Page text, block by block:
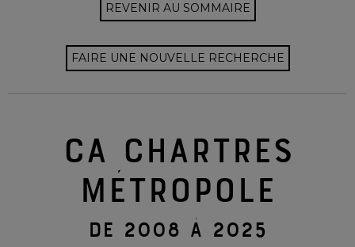
REVENIR AU SOMMAIRE
FAIRE UNE NOUVELLE RECHERCHE
CA CHARTRES
MÉTROPOLE
DE 2008 À 2025